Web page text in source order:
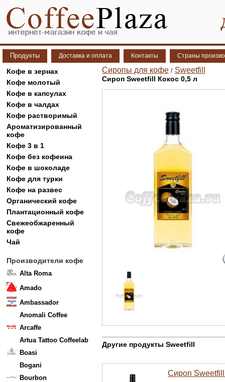
Продукты Доставка и оплата Контакты Страны
Кофе в зернах
Кофе молотый
Кофе в капсулах
Кофе в чалдах
Кофе растворимый
Ароматизированный
кофе
Кофе 3 в 1
Кофе без кофеина
Кофе в шоколаде
Кофе для турки
Кофе на развес
Органический кофе
Плантационный кофе
Свежеобжаренный
кофе
Чай
Производители кофе
Alta Roma
Amado
Ambassador
Anomali Coffee
Arcaffe
Artua Tattoo Coffeelab
Boasi
Bogani
Bourbon
Сиропы для кофе / Sweetfill
Сироп Sweetfill Кокос 0,5 л
Другие продукты Sweetfill
Сироп